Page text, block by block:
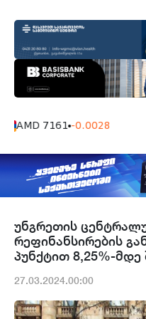
AMD 7161 -0.0028
უნგრეთის
რეფინანსირების
პუნქტით 8,25%-მდე
27.03.2024.00:00